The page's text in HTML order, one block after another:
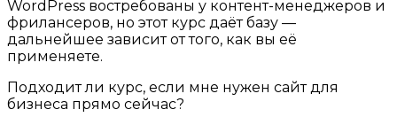
WordPress востребованы у контент-менеджеров и
фрилансеров, но этот курс даёт базу —
дальнейшее зависит от того, как вы её
применяете.
Подходит ли курс, если мне нужен сайт для
бизнеса прямо сейчас?